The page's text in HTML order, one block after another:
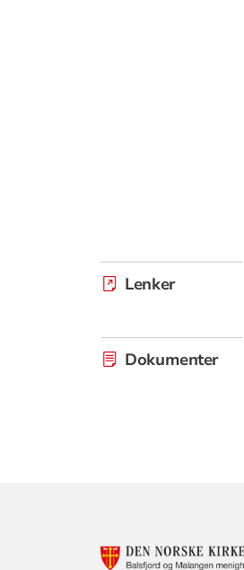
Lenker
Dokumenter